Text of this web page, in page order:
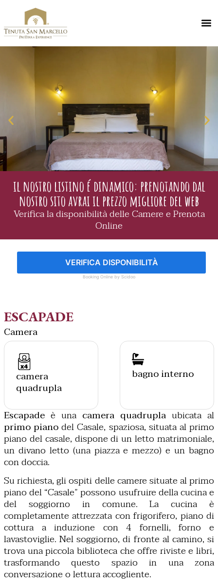
il nostro listino é dinamico: prenotando dal
nostro sito avrai il prezzo migliore del web
Verifica la disponibilità delle Camere e Prenota
Online
VERIFICA DISPONIBILITÀ
Booking Online by Scidoo
ESCAPADE
Camera
camera
quadrupla
bagno interno
Escapadeè unacamera quadruplaubicata al
primo pianodel Casale, spaziosa, situata al primo
piano del casale, dispone di un letto matrimoniale,
un divano letto (una piazza e mezzo) e un bagno
con doccia.
Su richiesta, gli ospiti delle camere situate al primo
piano del “Casale” possono usufruire della cucina e
del soggiorno in comune. La cucina è
completamente attrezzata con frigorifero, piano di
cottura a induzione con 4 fornelli, forno e
lavastoviglie. Nel soggiorno, di fronte al camino, si
trova una piccola biblioteca che offre riviste e libri,
trasformando questo spazio in una zona
conversazione o lettura accogliente.